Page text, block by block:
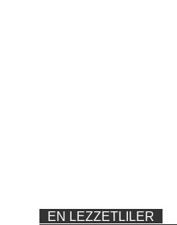
EN LEZZETLILER